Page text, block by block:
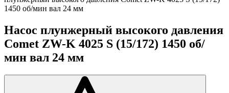
1450 об/мин вал 24 мм
Насос плунжерный высокого давления
Comet ZW-K 4025 S (15/172) 1450 об/
мин вал 24 мм